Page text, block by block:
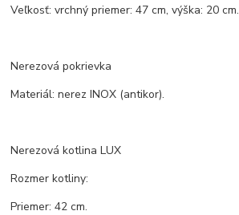
Veľkosť: vrchný priemer: 47 cm, výška: 20 cm.
Nerezová pokrievka
Materiál: nerez INOX (antikor).
Nerezová kotlina LUX
Rozmer kotliny:
Priemer: 42 cm.